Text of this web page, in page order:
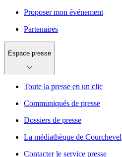
Proposer mon événement
Partenaires
Espace presse
Toute la presse en un clic
Communiqués de presse
Dossiers de presse
La médiathèque de Courchevel
Contacter le service presse